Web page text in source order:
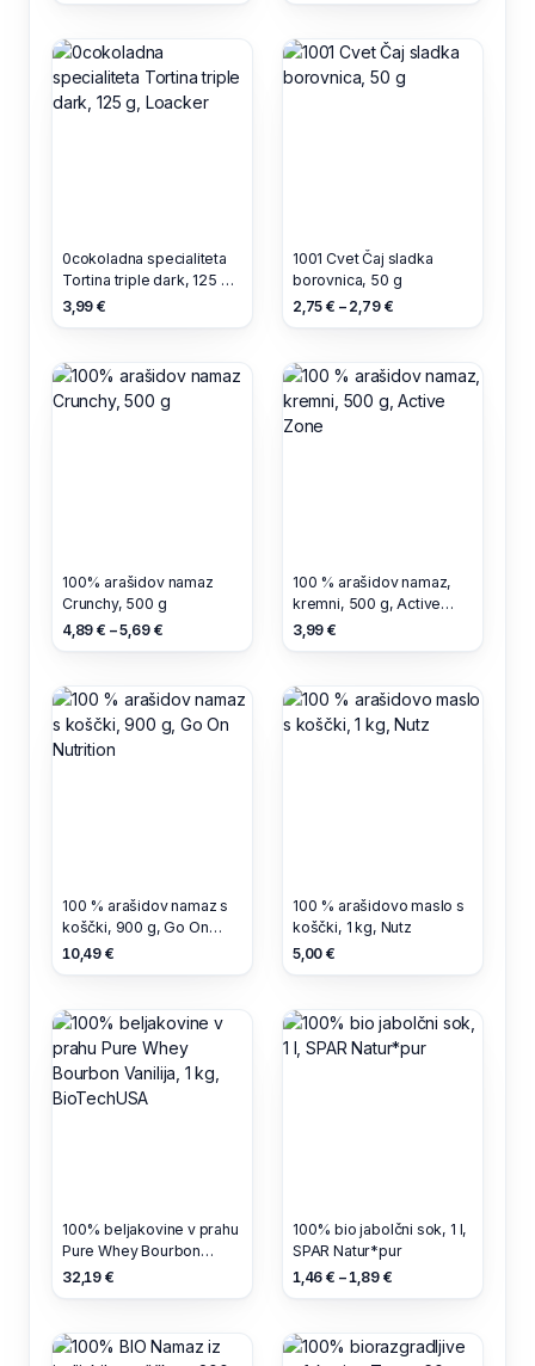
0cokoladna specialiteta
Tortina triple dark, 125 g,
Loacker
3,99 €
1001 Cvet Čaj sladka
borovnica, 50 g
2,75 € – 2,79 €
100% arašidov namaz
Crunchy, 500 g
4,89 € – 5,69 €
100 % arašidov namaz,
kremni, 500 g, Active
Zone
3,99 €
100 % arašidov namaz s
koščki, 900 g, Go On
Nutrition
10,49 €
100 % arašidovo maslo s
koščki, 1 kg, Nutz
5,00 €
100% beljakovine v prahu
Pure Whey Bourbon
Vanilija, 1 kg, BioTechUSA
32,19 €
100% bio jabolčni sok, 1 l,
SPAR Natur*pur
1,46 € – 1,89 €